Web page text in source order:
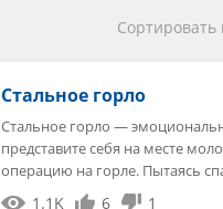
Сортировать
Стальное горло
Стальное горло —
представите себя на месте
операцию на горле. Пытаясь
1.1K 6 1